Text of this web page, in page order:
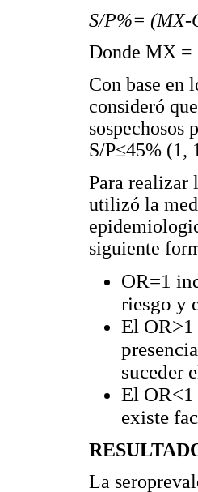
S/P%= (MX-
Donde MX =
Con base en
consideró
sospechosos
S/P≤45% (1,
Para realizar
utilizó la
siguiente
OR=1
riesgo y
El OR>1
suceder
El OR<1
existe
La